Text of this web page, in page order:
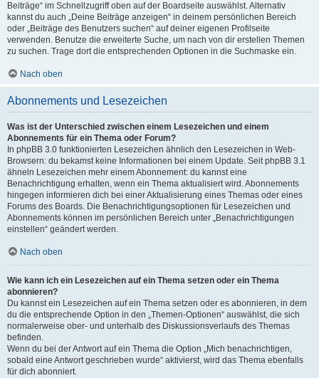
Beiträge“ im Schnellzugriff oben auf der Boardseite auswählst. Alternativ
kannst du auch „Deine Beiträge anzeigen“ in deinem persönlichen Bereich
oder „Beiträge des Benutzers suchen“ auf deiner eigenen Profilseite
verwenden. Benutze die erweiterte Suche, um nach von dir erstellen Themen
zu suchen. Trage dort die entsprechenden Optionen in die Suchmaske ein.
Nach oben
Abonnements und Lesezeichen
Was ist der Unterschied zwischen einem Lesezeichen und einem
Abonnements für ein Thema oder Forum?
In phpBB 3.0 funktionierten Lesezeichen ähnlich den Lesezeichen in Web-
Browsern: du bekamst keine Informationen bei einem Update. Seit phpBB 3.1
ähneln Lesezeichen mehr einem Abonnement: du kannst eine
Benachrichtigung erhalten, wenn ein Thema aktualisiert wird. Abonnements
hingegen informieren dich bei einer Aktualisierung eines Themas oder eines
Forums des Boards. Die Benachrichtigungsoptionen für Lesezeichen und
Abonnements können im persönlichen Bereich unter „Benachrichtigungen
einstellen“ geändert werden.
Nach oben
Wie kann ich ein Lesezeichen auf ein Thema setzen oder ein Thema
abonnieren?
Du kannst ein Lesezeichen auf ein Thema setzen oder es abonnieren, in dem
du die entsprechende Option in den „Themen-Optionen“ auswählst, die sich
normalerweise ober- und unterhalb des Diskussionsverlaufs des Themas
befinden.
Wenn du bei der Antwort auf ein Thema die Option „Mich benachrichtigen,
sobald eine Antwort geschrieben wurde“ aktivierst, wird das Thema ebenfalls
für dich abonniert.